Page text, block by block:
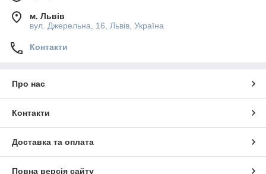
м. Львів
вул. Джерельна, 16, Львів, Україна
Контакти
Про нас
Контакти
Доставка та оплата
Повна версія сайту